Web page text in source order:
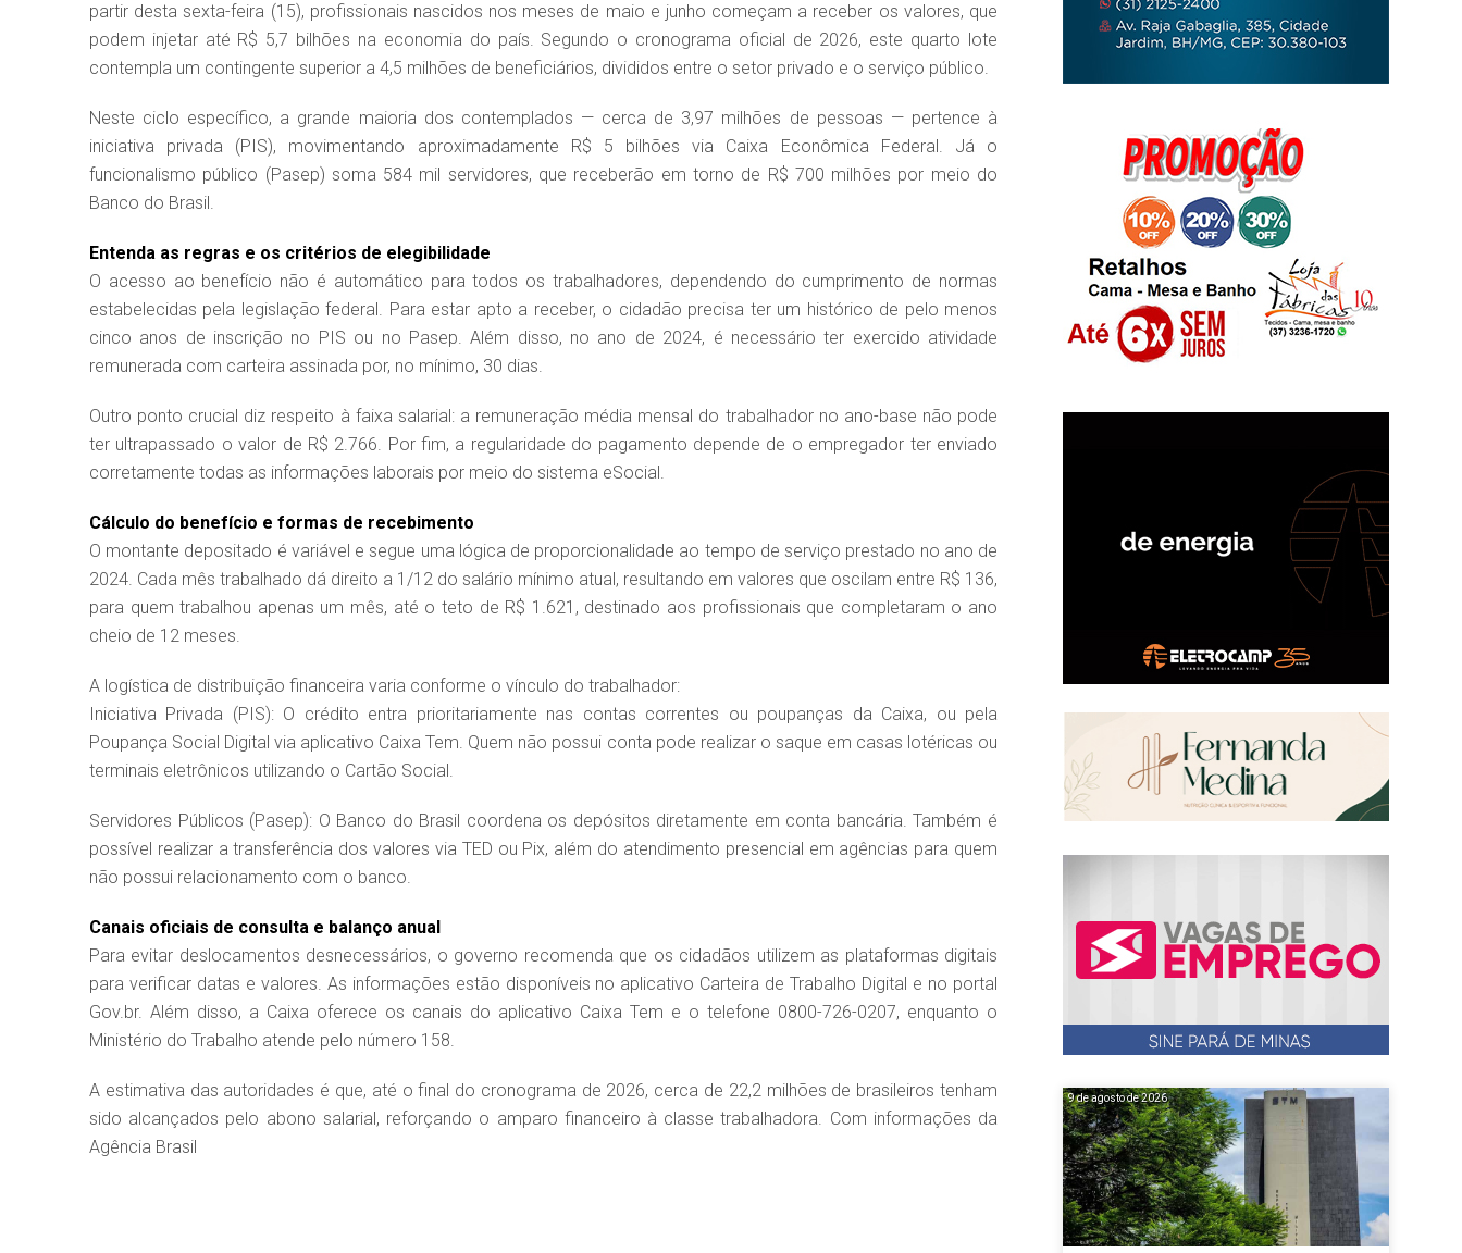
partir desta sexta-feira (15), profissionais nascidos nos meses de maio e junho começam a receber os valores, que
podem injetar até R$ 5,7 bilhões na economia do país. Segundo o cronograma oficial de 2026, este quarto lote
contempla um contingente superior a 4,5 milhões de beneficiários, divididos entre o setor privado e o serviço público.
Neste ciclo específico, a grande maioria dos contemplados — cerca de 3,97 milhões de pessoas — pertence à
iniciativa privada (PIS), movimentando aproximadamente R$ 5 bilhões via Caixa Econômica Federal. Já o
funcionalismo público (Pasep) soma 584 mil servidores, que receberão em torno de R$ 700 milhões por meio do
Banco do Brasil.
Entenda as regras e os critérios de elegibilidade
O acesso ao benefício não é automático para todos os trabalhadores, dependendo do cumprimento de normas
estabelecidas pela legislação federal. Para estar apto a receber, o cidadão precisa ter um histórico de pelo menos
cinco anos de inscrição no PIS ou no Pasep. Além disso, no ano de 2024, é necessário ter exercido atividade
remunerada com carteira assinada por, no mínimo, 30 dias.
Outro ponto crucial diz respeito à faixa salarial: a remuneração média mensal do trabalhador no ano-base não pode
ter ultrapassado o valor de R$ 2.766. Por fim, a regularidade do pagamento depende de o empregador ter enviado
corretamente todas as informações laborais por meio do sistema eSocial.
Cálculo do benefício e formas de recebimento
O montante depositado é variável e segue uma lógica de proporcionalidade ao tempo de serviço prestado no ano de
2024. Cada mês trabalhado dá direito a 1/12 do salário mínimo atual, resultando em valores que oscilam entre R$ 136,
para quem trabalhou apenas um mês, até o teto de R$ 1.621, destinado aos profissionais que completaram o ano
cheio de 12 meses.
A logística de distribuição financeira varia conforme o vínculo do trabalhador:
Iniciativa Privada (PIS): O crédito entra prioritariamente nas contas correntes ou poupanças da Caixa, ou pela
Poupança Social Digital via aplicativo Caixa Tem. Quem não possui conta pode realizar o saque em casas lotéricas ou
terminais eletrônicos utilizando o Cartão Social.
Servidores Públicos (Pasep): O Banco do Brasil coordena os depósitos diretamente em conta bancária. Também é
possível realizar a transferência dos valores via TED ou Pix, além do atendimento presencial em agências para quem
não possui relacionamento com o banco.
Canais oficiais de consulta e balanço anual
Para evitar deslocamentos desnecessários, o governo recomenda que os cidadãos utilizem as plataformas digitais
para verificar datas e valores. As informações estão disponíveis no aplicativo Carteira de Trabalho Digital e no portal
Gov.br. Além disso, a Caixa oferece os canais do aplicativo Caixa Tem e o telefone 0800-726-0207, enquanto o
Ministério do Trabalho atende pelo número 158.
A estimativa das autoridades é que, até o final do cronograma de 2026, cerca de 22,2 milhões de brasileiros tenham
sido alcançados pelo abono salarial, reforçando o amparo financeiro à classe trabalhadora. Com informações da
Agência Brasil
9 de agosto de 2026